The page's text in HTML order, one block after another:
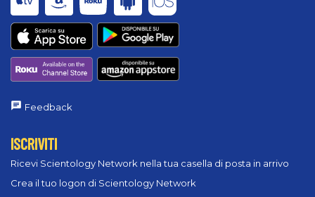
Feedback
ISCRIVITI
Ricevi Scientology Network nella tua casella di posta in arrivo
Crea il tuo logon di Scientology Network